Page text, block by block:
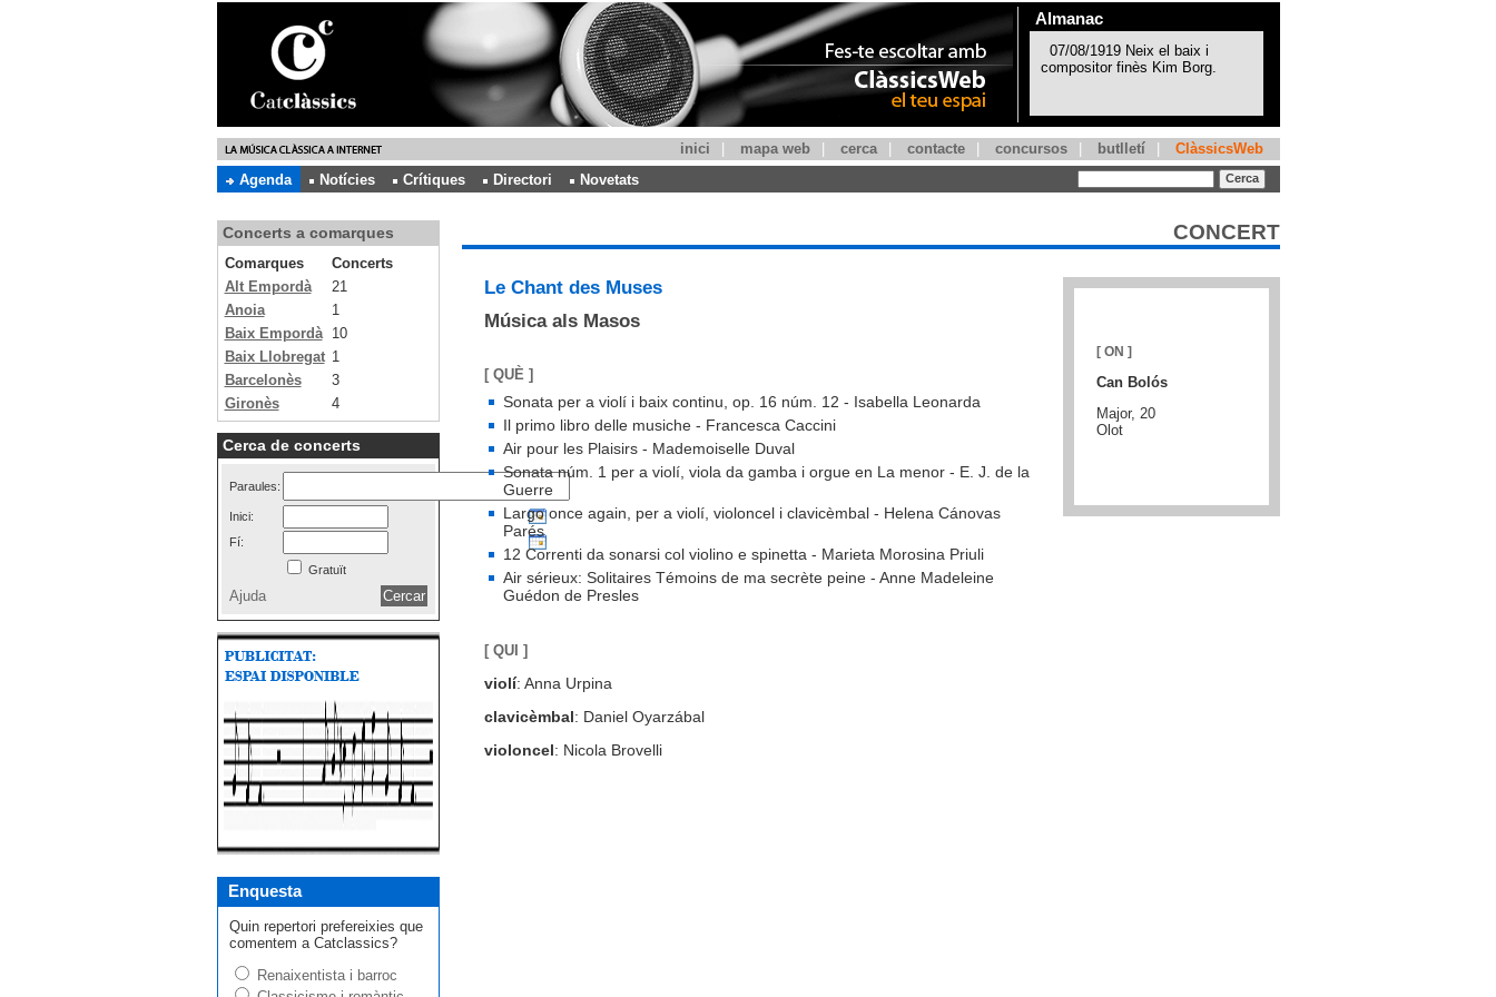
Almanac
inici mapa web cerca contacte concursos butlletí
ClàssicsWeb
Agenda
Notícies Crítiques Directori Novetats
Concerts a comarques
Comarques
Concerts
Alt Empordà
21
Anoia
1
Baix Empordà
10
Baix Llobregat 1
Barcelonès
3
Gironès
4
Cerca de concerts
Paraules:
Inici:
Fí:
Gratuït
Ajuda
Enquesta
Quin repertori prefereixies que
comentem a Catclassics?
Renaixentista i barroc
CONCERT
Le Chant des Muses
Música als Masos
[ QUÈ ]
Sonata per a violí i baix continu, op. 16 núm. 12 - Isabella Leonarda
Il primo libro delle musiche - Francesca Caccini
Air pour les Plaisirs - Mademoiselle Duval
Sonata núm. 1 per a violí, viola da gamba i orgue en La menor - E. J. de la
Guerre
Largo once again, per a violí, violoncel i clavicèmbal - Helena Cánovas
Parés
12 Correnti da sonarsi col violino e spinetta - Marieta Morosina Priuli
Air sérieux: Solitaires Témoins de ma secrète peine - Anne Madeleine
Guédon de Presles
[ QUI ]
violí: Anna Urpina
clavicèmbal: Daniel Oyarzábal
violoncel: Nicola Brovelli
[ ON ]
Can Bolós
Major, 20
Olot